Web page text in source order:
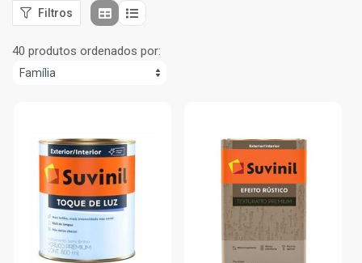
Filtros
40 produtos ordenados por: